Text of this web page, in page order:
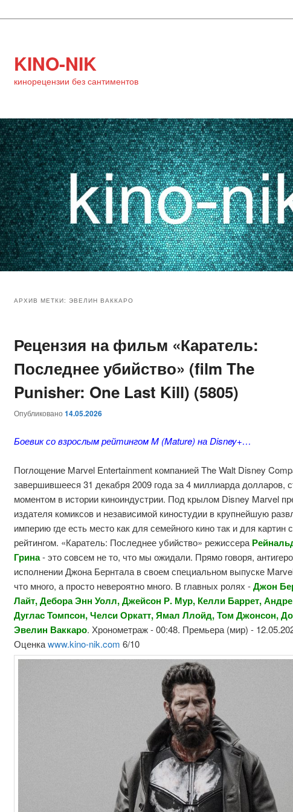
KINO-NIK
кинорецензии без сантиментов
основному
содержимому
дополнительному
содержимому
АРХИВ МЕТКИ:ЭВЕЛИН ВАККАРО
Рецензия на фильм «Каратель:
Последнее убийство» (film The
Punisher: One Last Kill) (5805)
Опубликовано14.05.2026
Боевик со взрослым рейтингом M (Mature) на Disney+…
Поглощение Marvel Entertainment компанией The Walt Disney
завершившееся 31 декабря 2009 года за 4 миллиарда долларов,
моментом в истории киноиндустрии. Под крылом Disney Marvel
издателя комиксов и независимой киностудии в крупнейшую
империю где есть место как для семейного кино так и для картин
рейтингом. «Каратель: Последнее убийство» режиссера
Грина- это совсем не то, что мы ожидали. Прямо говоря,
исполнении Джона Бернтала в своем специальном выпуске
что много, а просто невероятно много. В главных ролях -Джон
Лайт, Дебора Энн Уолл, Джейсон Р. Мур, Келли Баррет,
Дуглас Томпсон, Челси Оркатт, Ямал Ллойд, Том Джонсон,
Эвелин Ваккаро. Хронометраж - 00:48. Премьера (мир) -
Оценкаwww.kino-nik.com 6/10